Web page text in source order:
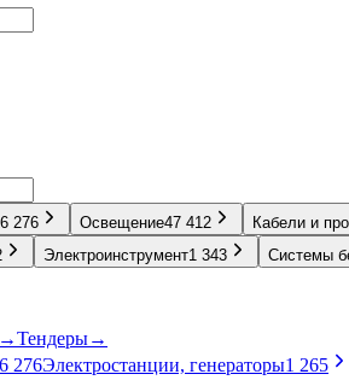
276 Освещение47 412 Кабели и
Электроинструмент1 343 Системы
→Тендеры→
276Электростанции, генераторы1 265